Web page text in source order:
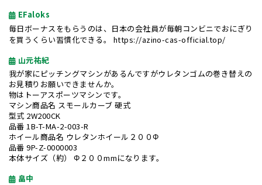
EFaloks
毎日ボーナスをもらうのは、日本の会社員が毎朝コンビニでおにぎり
を買うくらい習慣化できる。 https://azino-cas-official.top/
山元祐紀
我が家にピッチングマシンがあるんですがウレタンゴムの巻き替えの
お見積りお願いできませんか。
物はトーアスポーツマシンです。
マシン商品名 スモールカーブ 硬式
型式 2W200CK
品番 1B-T-MA-2-003-R
ホイール商品名 ウレタンホイール２００Φ
品番 9P-Z-0000003
本体サイズ（約） Φ２００mmになります。
畠中